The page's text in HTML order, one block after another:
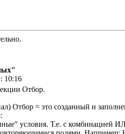
10:16
Отбор.
Отбор = это созданный и
условия. Т.е. с комбинацией